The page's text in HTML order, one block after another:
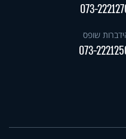
073-
שופס
073-